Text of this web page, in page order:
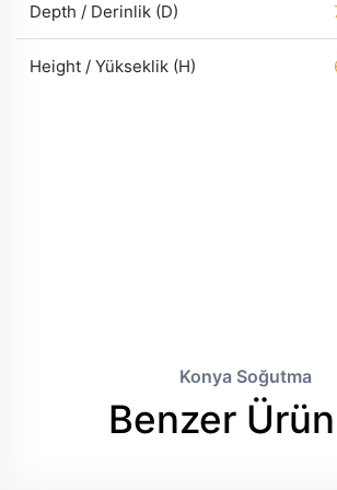
Depth / Derinlik (D)
Height / Yükseklik (H)
Konya Soğutma
Benzer